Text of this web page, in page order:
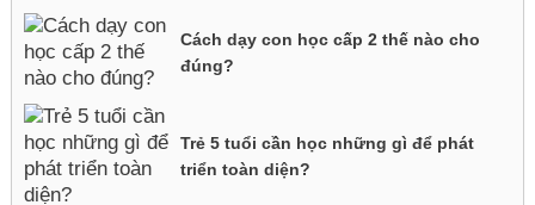
Cách dạy con học cấp 2 thế nào cho
đúng?
Trẻ 5 tuổi cần học những gì để phát
triển toàn diện?